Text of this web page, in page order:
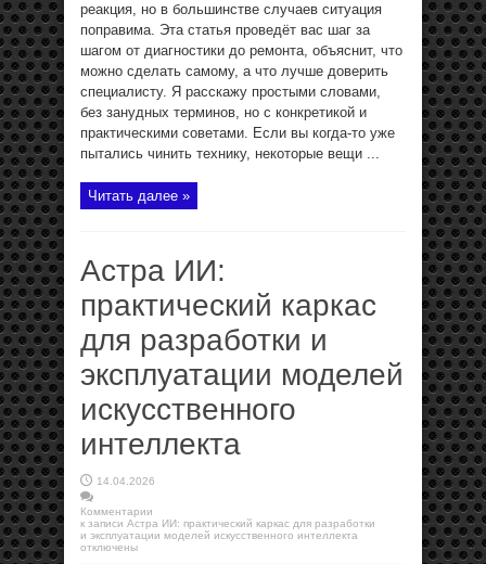
реакция, но в большинстве случаев ситуация
поправима. Эта статья проведёт вас шаг за
шагом от диагностики до ремонта, объяснит, что
можно сделать самому, а что лучше доверить
специалисту. Я расскажу простыми словами,
без занудных терминов, но с конкретикой и
практическими советами. Если вы когда‑то уже
пытались чинить технику, некоторые вещи ...
Читать далее »
Астра ИИ:
практический каркас
для разработки и
эксплуатации моделей
искусственного
интеллекта
14.04.2026
Комментарии
к записи Астра ИИ: практический каркас для разработки
и эксплуатации моделей искусственного интеллекта
отключены